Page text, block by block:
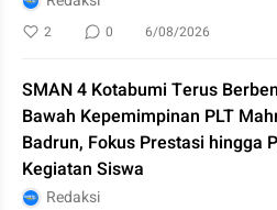
2 0 6/08/2026
SMAN 4 Kotabumi Terus
Bawah Kepemimpinan PLT
Badrun, Fokus Prestasi hingga
Kegiatan Siswa
Redaksi